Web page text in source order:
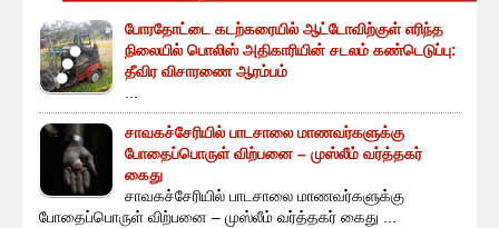
போரதோட்டை கடற்கரையில் ஆட்டோவிற்குள் எரிந்த
நிலையில் பொலிஸ் அதிகாரியின் சடலம் கண்டெடுப்பு:
தீவிர விசாரணை ஆரம்பம்
...
சாவகச்சேரியில் பாடசாலை மாணவர்களுக்கு
போதைப்பொருள் விற்பனை – முஸ்லீம் வர்த்தகர்
கைது
சாவகச்சேரியில் பாடசாலை மாணவர்களுக்கு
போதைப்பொருள் விற்பனை – முஸ்லீம் வர்த்தகர் கைது ...